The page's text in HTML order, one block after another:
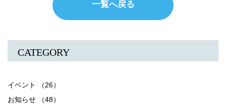
一覧へ戻る
CATEGORY
イベント （26）
お知らせ （48）